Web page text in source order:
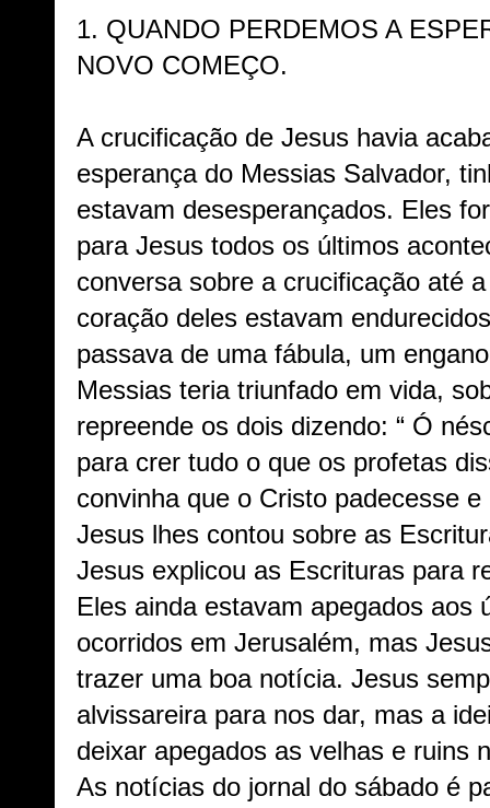
1. QUANDO PERDEMOS A
NOVO COMEÇO.
A crucificação de Jesus havia
esperança do Messias Salvador,
estavam desesperançados. Eles
para Jesus todos os últimos
conversa sobre a crucificação até
coração deles estavam
passava de uma fábula, um
Messias teria triunfado em vida,
repreende os dois dizendo: “ Ó
para crer tudo o que os profetas
convinha que o Cristo padecesse
Jesus lhes contou sobre as
Jesus explicou as Escrituras para
Eles ainda estavam apegados aos
ocorridos em Jerusalém, mas
trazer uma boa notícia. Jesus
alvissareira para nos dar, mas a
deixar apegados as velhas e ruins
As notícias do jornal do sábado é